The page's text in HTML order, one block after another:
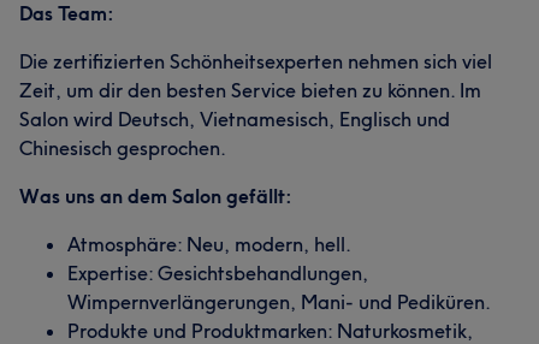
Das Team:
Die zertifizierten Schönheitsexperten nehmen sich viel
Zeit, um dir den besten Service bieten zu können. Im
Salon wird Deutsch, Vietnamesisch, Englisch und
Chinesisch gesprochen.
Was uns an dem Salon gefällt:
Atmosphäre: Neu, modern, hell.
Expertise: Gesichtsbehandlungen,
Wimpernverlängerungen, Mani- und Pediküren.
Produkte und Produktmarken: Naturkosmetik,